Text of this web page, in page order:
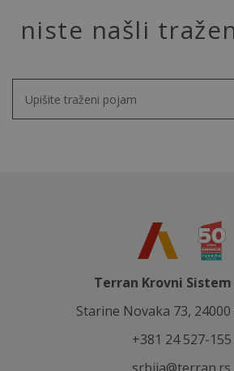
niste našli
Terran Krovni Sistem
Starine Novaka 73,
+381 24 527-155